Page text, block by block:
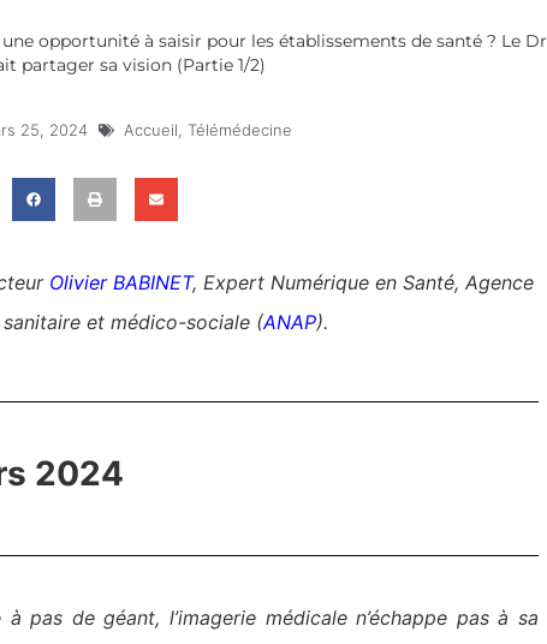
opportunité à saisir pour les établissements de santé ? Le Dr
partager sa vision (Partie 1/2)
25, 2024 Accueil Télémédecine
Olivier BABINET, Expert Numérique en Santé, Agence
et médico-sociale (ANAP).
2024
pas de géant, l’imagerie médicale n’échappe pas à sa